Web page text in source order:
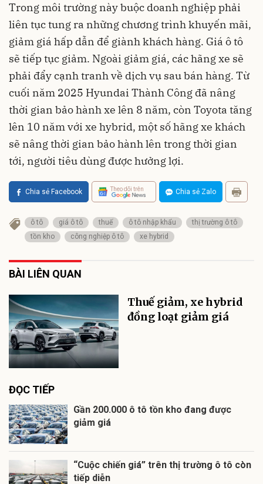
Trong môi trường này buộc doanh nghiệp phải
liên tục tung ra những chương trình khuyến mãi,
giảm giá hấp dẫn để giành khách hàng. Giá ô tô
sẽ tiếp tục giảm. Ngoài giảm giá, các hãng xe sẽ
phải đẩy cạnh tranh về dịch vụ sau bán hàng. Từ
cuối năm 2025 Hyundai Thành Công đã nâng
thời gian bảo hành xe lên 8 năm, còn Toyota tăng
lên 10 năm với xe hybrid, một số hãng xe khách
sẽ nâng thời gian bảo hành lên trong thời gian
tới, người tiêu dùng được hưởng lợi.
Chia sẻ Facebook Theo dõi trên Chia sẻ Zalo
ô tô giá ô tô thuế ô tô nhập khẩu
thị trường ô tô
tồn kho
công nghiệp ô tô xe hybrid
BÀI LIÊN QUAN
Thuế giảm, xe hybrid
đồng loạt giảm giá
ĐỌC TIẾP
Gần 200.000 ô tô tồn kho đang được
giảm giá
“Cuộc chiến giá” trên thị trường ô tô còn
tiếp diễn